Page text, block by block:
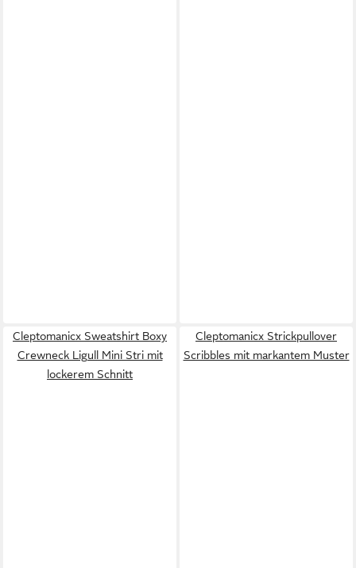
Cleptomanicx Sweatshirt Boxy
Crewneck Ligull Mini Stri mit
lockerem Schnitt
Cleptomanicx Strickpullover
Scribbles mit markantem Muster